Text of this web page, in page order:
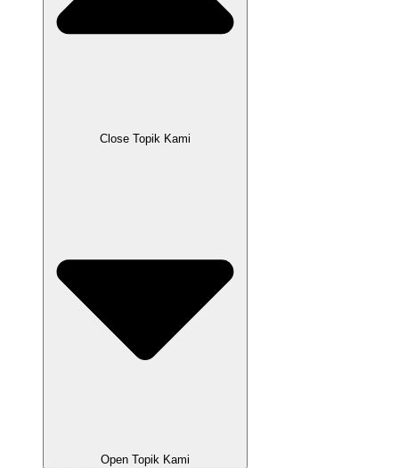
Close Topik Kami
Open Topik Kami